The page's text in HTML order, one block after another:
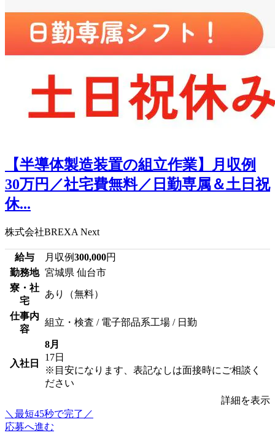
【半導体製造装置の組立作業】月収例
30万円／社宅費無料／日勤専属＆土日祝
休...
株式会社BREXA Next
給与 月収例300,000円
勤務地 宮城県 仙台市
寮・社
宅
あり（無料）
仕事内
容
組立・検査 / 電子部品系工場 / 日勤
入社日
8月
17日
※目安になります、表記なしは面接時にご相談く
ださい
詳細を表示
＼最短45秒で完了／
応募へ進む